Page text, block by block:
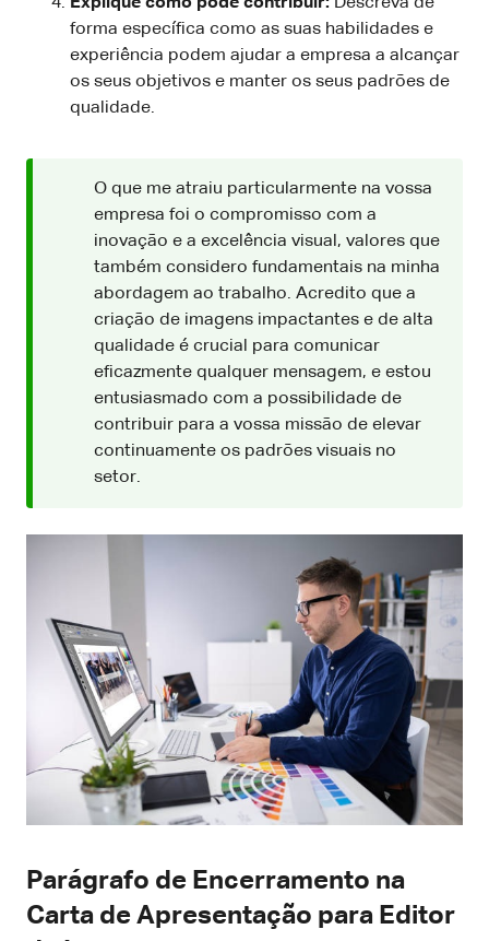
forma específica como as suas habilidades e
experiência podem ajudar a empresa a alcançar
os seus objetivos e manter os seus padrões de
qualidade.
O que me atraiu particularmente na vossa
empresa foi o compromisso com a
inovação e a excelência visual, valores que
também considero fundamentais na minha
abordagem ao trabalho. Acredito que a
criação de imagens impactantes e de alta
qualidade é crucial para comunicar
eficazmente qualquer mensagem, e estou
entusiasmado com a possibilidade de
contribuir para a vossa missão de elevar
continuamente os padrões visuais no
setor.
Parágrafo de Encerramento na
Carta de Apresentação para Editor